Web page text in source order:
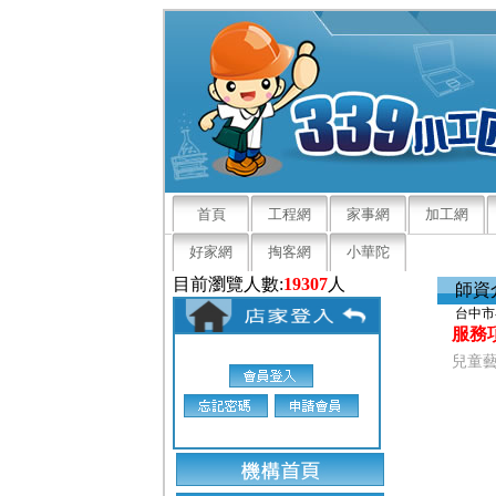
首頁 工程網 家事網 加工網
好家網 掏客網 小華陀
目前瀏覽人數:19307人 師資
台中
服務
兒童